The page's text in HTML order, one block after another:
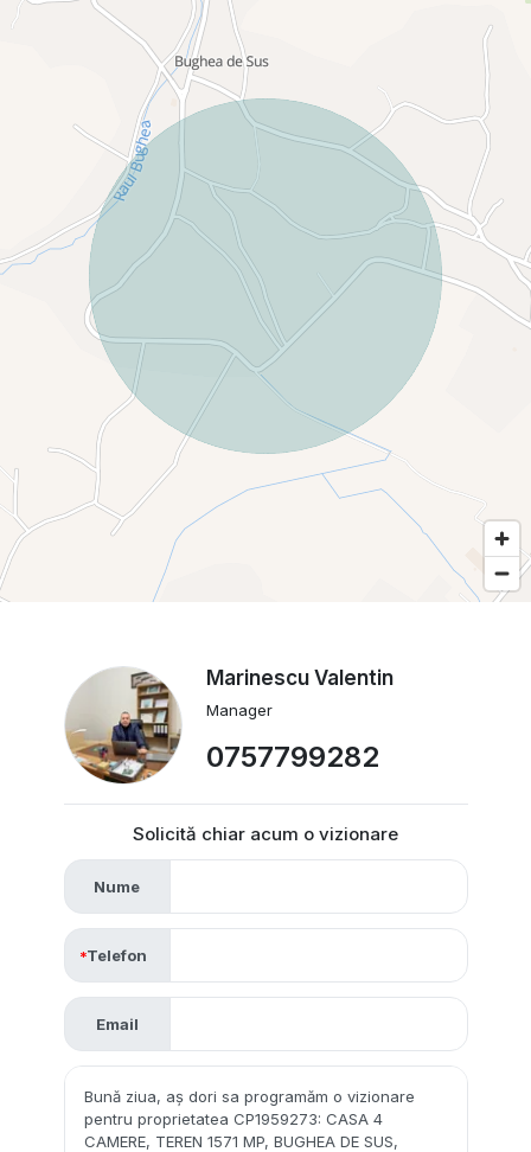
Marinescu Valentin
Manager
0757799282
Solicită chiar acum o vizionare
Nume
Telefon
Email